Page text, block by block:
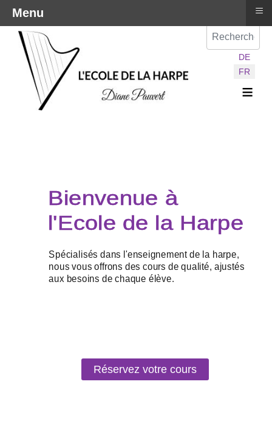
Sélectionnez
DE
FR
≡
Réservez votre cours
Menu ≡